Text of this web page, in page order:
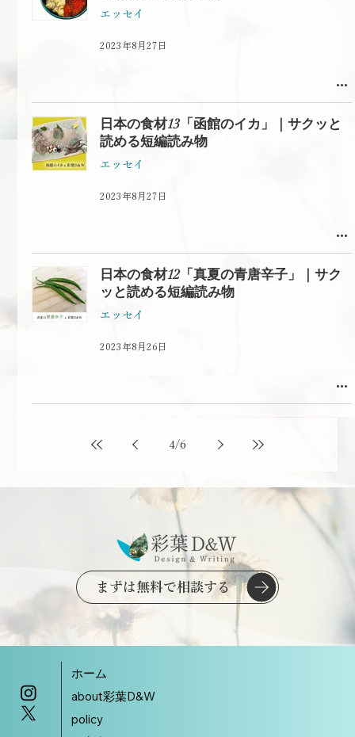
エッセイ
2023年8月27日
日本の食材13「函館のイカ」｜サクッと
読める短編読み物
エッセイ
2023年8月27日
日本の食材12「真夏の青唐辛子」｜サク
ッと読める短編読み物
エッセイ
2023年8月26日
4/6
まずは無料で相談する
ホーム
about彩葉D&W
policy